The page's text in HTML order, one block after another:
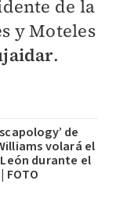
de la
y Moteles
.
de
volará el
durante el
FOTO